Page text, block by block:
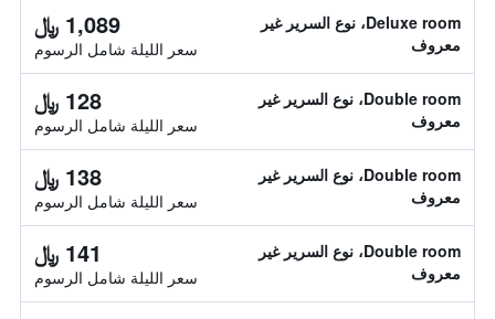
Deluxe room، نوع السرير غير
معروف
1,089 ﷼
سعر الليلة شامل الرسوم
Double room، نوع السرير غير
معروف
128 ﷼
سعر الليلة شامل الرسوم
Double room، نوع السرير غير
معروف
138 ﷼
سعر الليلة شامل الرسوم
Double room، نوع السرير غير
معروف
141 ﷼
سعر الليلة شامل الرسوم